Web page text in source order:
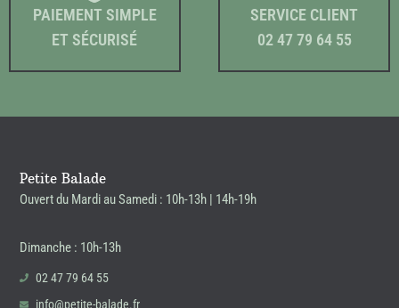
PAIEMENT SIMPLE
ET SÉCURISÉ
SERVICE CLIENT
02 47 79 64 55
Petite Balade
Ouvert du Mardi au Samedi : 10h-13h | 14h-19h
Dimanche : 10h-13h
02 47 79 64 55
info@petite-balade.fr